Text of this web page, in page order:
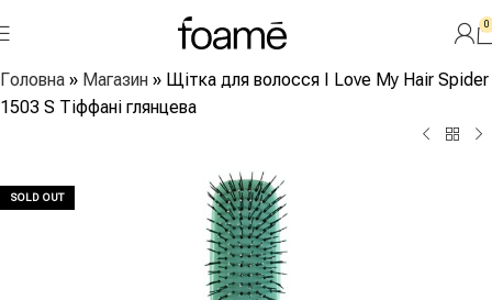
0
Головна » Магазин » Щітка для волосся I Love My Hair Spider
1503 S Тіффані глянцева
SOLD OUT